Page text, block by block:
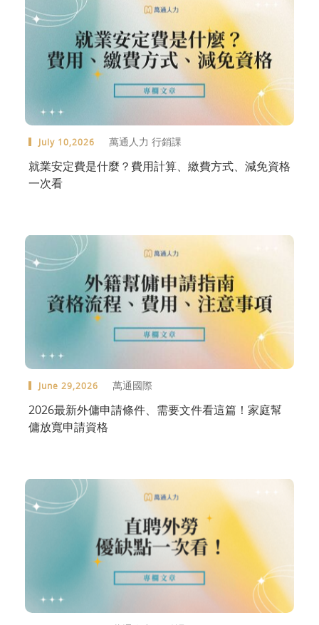
July 10,2026 萬通人力 行銷課
就業安定費是什麼？費用計算、繳費方式、減免資格
一次看
June 29,2026 萬通國際
2026最新外傭申請條件、需要文件看這篇！家庭幫
傭放寬申請資格